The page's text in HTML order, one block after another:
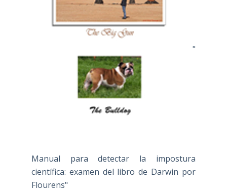
"
Manual para detectar la impostura
científica: examen del libro de Darwin por
Flourens"